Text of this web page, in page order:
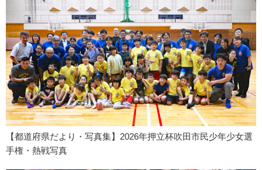
【都道府県だより・写真集】2026年押立杯吹田市民少年少女選
手権・熱戦写真